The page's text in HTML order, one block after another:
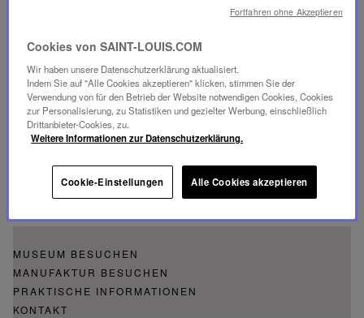
Per E-Mail: Über dasKontaktformular
Per Telefon: +33 (0)3 87 06 64 70
La Grande Place - Museum Saint-Louis
Rue du Coëtlosquet
MUSEUM BESUCHEN
MANUFAKTUR BESUCHEN
PRAKTISCHE INFORMATIONEN
KONTAKT
Cookies von SAINT-LOUIS.COM
Wir haben unsere Datenschutzerklärung aktualisiert.
Indem Sie auf "Alle Cookies akzeptieren" klicken, stimmen Sie der
Verwendung von für den Betrieb der Website notwendigen Cookies, Cookies
zur Personalisierung, zu Statistiken und gezielter Werbung, einschließlich
Drittanbieter-Cookies, zu.
Weitere Informationen zur Datenschutzerklärung.
Cookie-Einstellungen Alle Cookies akzeptieren
Fortfahren ohne Akzeptieren